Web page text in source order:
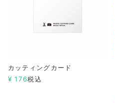
カッティングカード
¥ 176税込